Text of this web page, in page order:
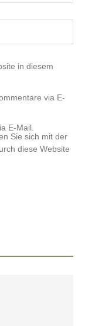
in diesem
via E-
E-Mail.
Sie sich mit der
diese Website